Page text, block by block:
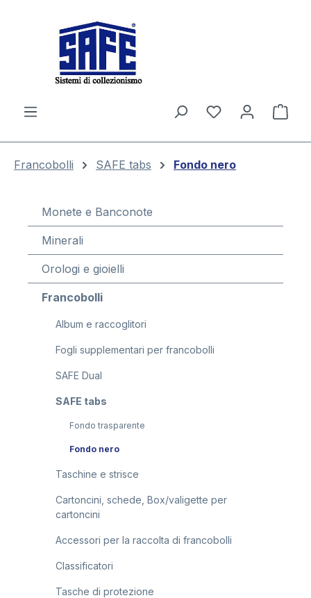
Il
Francobolli SAFE tabs Fondo nero
Monete e Banconote
Minerali
Orologi e gioielli
Francobolli
Album e raccoglitori
Fogli supplementari per francobolli
SAFE Dual
SAFE tabs
Fondo trasparente
Fondo nero
Taschine e strisce
Cartoncini, schede, Box/valigette per
cartoncini
Accessori per la raccolta di francobolli
Classificatori
Tasche di protezione